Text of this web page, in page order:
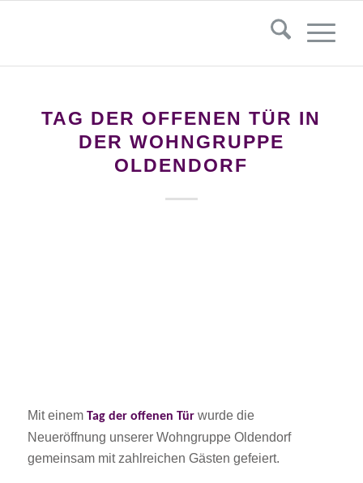
TAG DER OFFENEN TÜR IN
DER WOHNGRUPPE
OLDENDORF
Mit einem Tag der offenen Türwurde die
Neueröffnung unserer Wohngruppe Oldendorf
gemeinsam mit zahlreichen Gästen gefeiert.